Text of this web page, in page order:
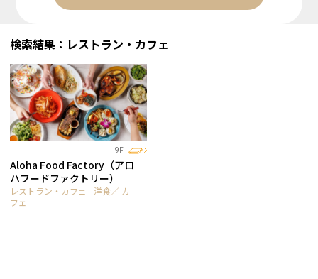
検索結果：レストラン・カフェ
9F
Aloha Food Factory（アロ
ハフードファクトリー）
レストラン・カフェ - 洋食／ カ
フェ